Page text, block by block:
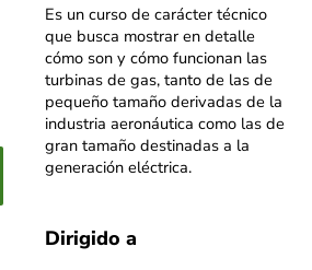
Es un curso de carácter técnico
que busca mostrar en detalle
cómo son y cómo funcionan las
turbinas de gas, tanto de las de
pequeño tamaño derivadas de la
industria aeronáutica como las de
gran tamaño destinadas a la
generación eléctrica.
Dirigido a